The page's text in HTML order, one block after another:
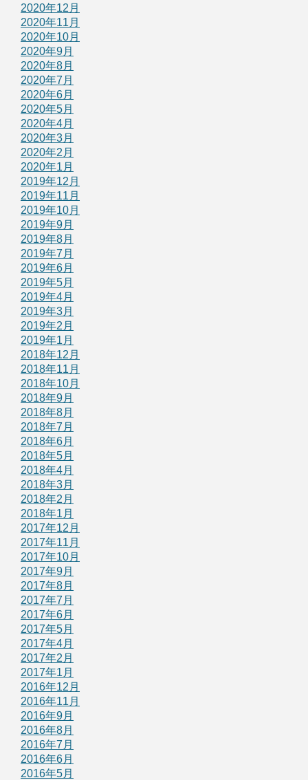
2020年12月
2020年11月
2020年10月
2020年9月
2020年8月
2020年7月
2020年6月
2020年5月
2020年4月
2020年3月
2020年2月
2020年1月
2019年12月
2019年11月
2019年10月
2019年9月
2019年8月
2019年7月
2019年6月
2019年5月
2019年4月
2019年3月
2019年2月
2019年1月
2018年12月
2018年11月
2018年10月
2018年9月
2018年8月
2018年7月
2018年6月
2018年5月
2018年4月
2018年3月
2018年2月
2018年1月
2017年12月
2017年11月
2017年10月
2017年9月
2017年8月
2017年7月
2017年6月
2017年5月
2017年4月
2017年2月
2017年1月
2016年12月
2016年11月
2016年9月
2016年8月
2016年7月
2016年6月
2016年5月